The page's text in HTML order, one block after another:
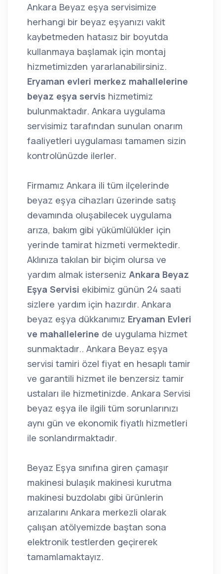
Ankara Beyaz eşya servisimize
herhangi bir beyaz eşyanızı vakit
kaybetmeden hatasız bir boyutda
kullanmaya başlamak için montaj
hizmetimizden yararlanabilirsiniz.
Eryaman evleri merkez mahallelerine
beyaz eşya servis hizmetimiz
bulunmaktadır. Ankara uygulama
servisimiz tarafından sunulan onarım
faaliyetleri uygulaması tamamen sizin
kontrolünüzde ilerler.
Firmamız Ankara ili tüm ilçelerinde
beyaz eşya cihazları üzerinde satış
devamında oluşabilecek uygulama
arıza, bakım gibi yükümlülükler için
yerinde tamirat hizmeti vermektedir.
Aklınıza takılan bir biçim olursa ve
yardım almak isterseniz Ankara Beyaz
Eşya Servisi ekibimiz günün 24 saati
sizlere yardım için hazırdır. Ankara
beyaz eşya dükkanımız Eryaman Evleri
ve mahallelerine de uygulama hizmet
sunmaktadır.. Ankara Beyaz eşya
servisi tamiri özel fiyat en hesaplı tamir
ve garantili hizmet ile benzersiz tamir
ustaları ile hizmetinizde. Ankara Servisi
beyaz eşya ile ilgili tüm sorunlarınızı
aynı gün ve ekonomik fiyatlı hizmetleri
ile sonlandırmaktadır.
Beyaz Eşya sınıfına giren çamaşır
makinesi bulaşık makinesi kurutma
makinesi buzdolabı gibi ürünlerin
arızalarını Ankara merkezli olarak
çalışan atölyemizde baştan sona
elektronik testlerden geçirerek
tamamlamaktayız.